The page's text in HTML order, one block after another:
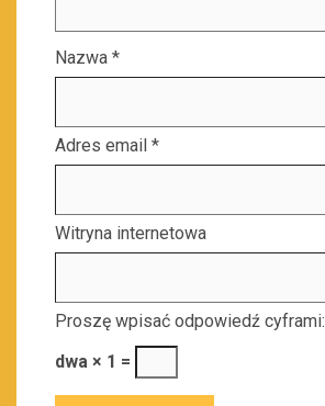
Nazwa *
Adres email *
Witryna internetowa
Proszę wpisać odpowiedź cyframi:
dwa × 1 =